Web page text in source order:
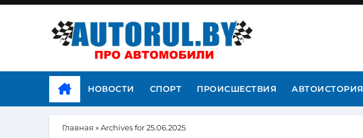
НОВОСТИ СПОРТ ПРОИСШЕСТВИЯ АВТОИСТОРИЯ
Главная »Archives for 25.06.2025